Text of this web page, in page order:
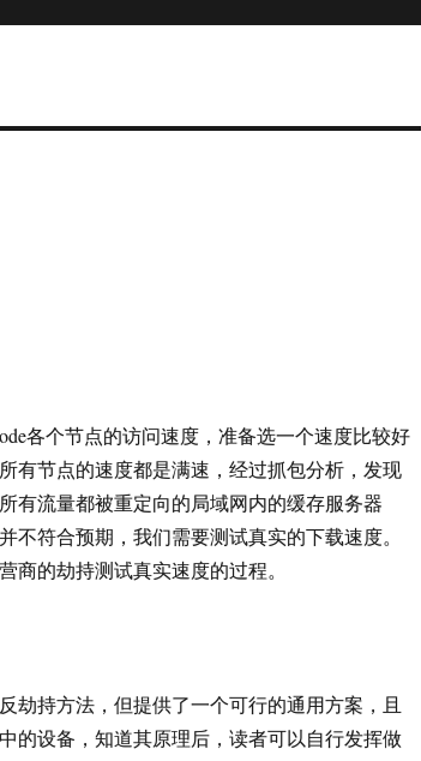
各个节点的访问速度，准备选一个速度比较好
有节点的速度都是满速，经过抓包分析，发现
有流量都被重定向的局域网内的缓存服务器
不符合预期，我们需要测试真实的下载速度。
商的劫持测试真实速度的过程。
劫持方法，但提供了一个可行的通用方案，且
的设备，知道其原理后，读者可以自行发挥做